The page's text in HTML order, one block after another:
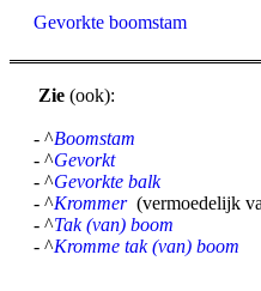
Gevorkte boomstam
Zie (ook):
- ^Boomstam
- ^Gevorkt
- ^Gevorkte balk
- ^Krommer(vermoedelijk
- ^Tak (van) boom
- ^Kromme tak (van) boom